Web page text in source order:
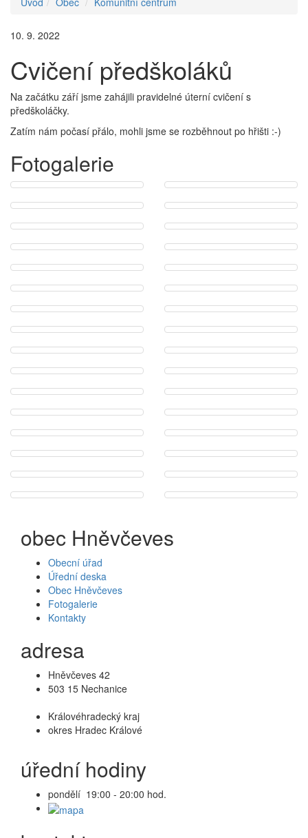
10. 9. 2022
Cvičení předškoláků
Na začátku září jsme zahájili pravidelné úterní cvičení s
předškoláčky.
Zatím nám počasí přálo, mohli jsme se rozběhnout po hřišti :-)
Fotogalerie
obec Hněvčeves
Obecní úřad
Úřední deska
Obec Hněvčeves
Fotogalerie
Kontakty
adresa
Hněvčeves 42
503 15 Nechanice
Královéhradecký kraj
okres Hradec Králové
úřední hodiny
pondělí 19:00 - 20:00 hod.